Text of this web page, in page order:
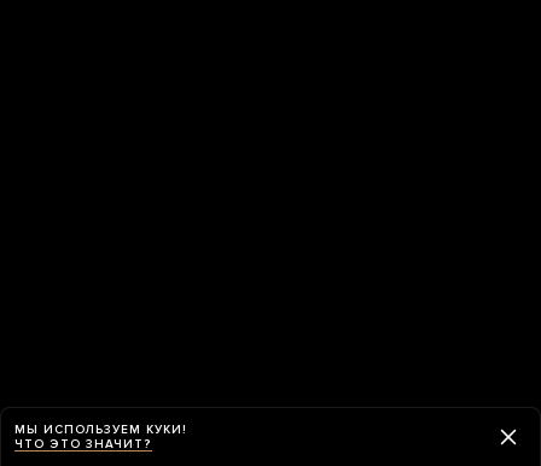
МЫ ИСПОЛЬЗУЕМ КУКИ!
ЧТО ЭТО ЗНАЧИТ?